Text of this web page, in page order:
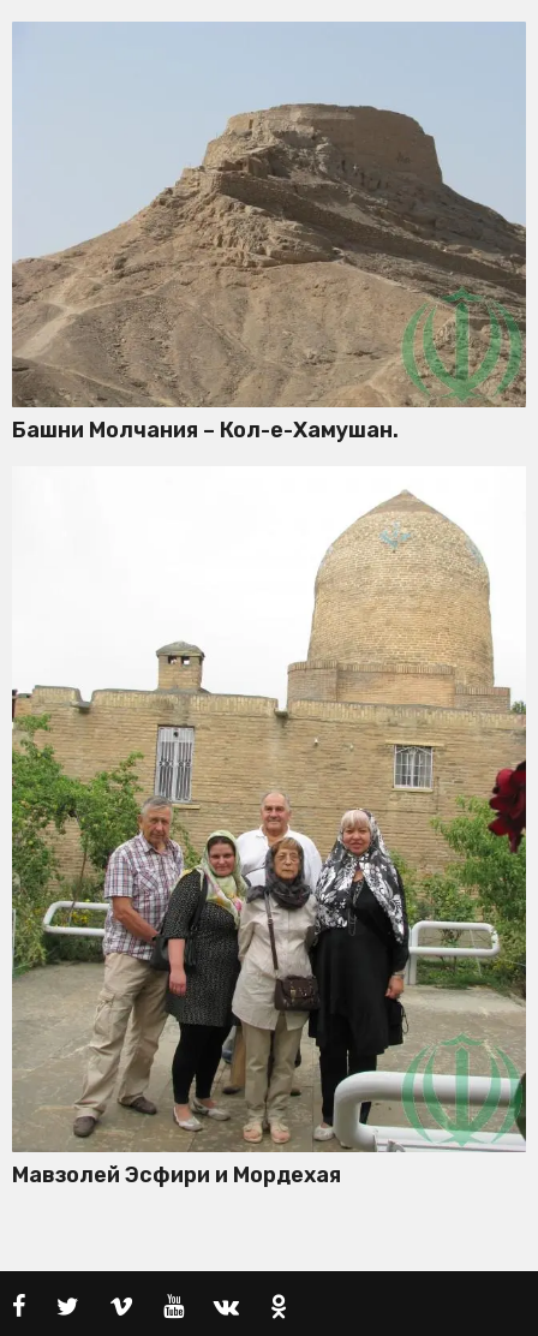
Башни Молчания – Кол-е-Хамушан.
Мавзолей Эсфири и Мордехая